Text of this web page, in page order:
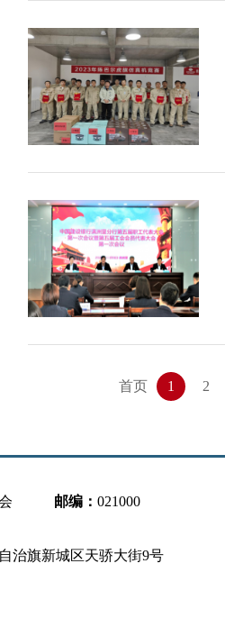
首页 1 2
邮编： 021000
治旗新城区天骄大街9号